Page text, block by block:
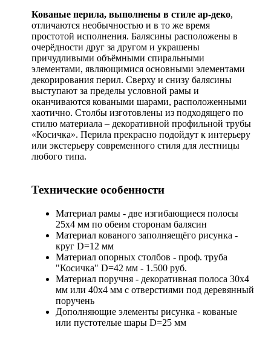
Кованые перила, выполнены в стиле ар-деко,
отличаются необычностью и в то же время
простотой исполнения. Балясины расположены в
очерёдности друг за другом и украшены
причудливыми объёмными спиральными
элементами, являющимися основными элементами
декорирования перил. Сверху и снизу балясины
выступают за пределы условной рамы и
оканчиваются коваными шарами, расположенными
хаотично. Столбы изготовлены из подходящего по
стилю материала – декоративной профильной трубы
«Косичка». Перила прекрасно подойдут к интерьеру
или экстерьеру современного стиля для лестницы
любого типа.
Технические особенности
Материал рамы - две изгибающиеся полосы
25х4 мм по обеим сторонам балясин
Материал кованого заполняещёго рисунка -
круг D=12 мм
Материал опорных столбов - проф. труба
"Косичка" D=42 мм - 1.500 руб.
Материал поручня - декоративная полоса 30x4
мм или 40х4 мм с отверстиями под деревянный
поручень
Дополняющие элементы рисунка - кованые
или пустотелые шары D=25 мм